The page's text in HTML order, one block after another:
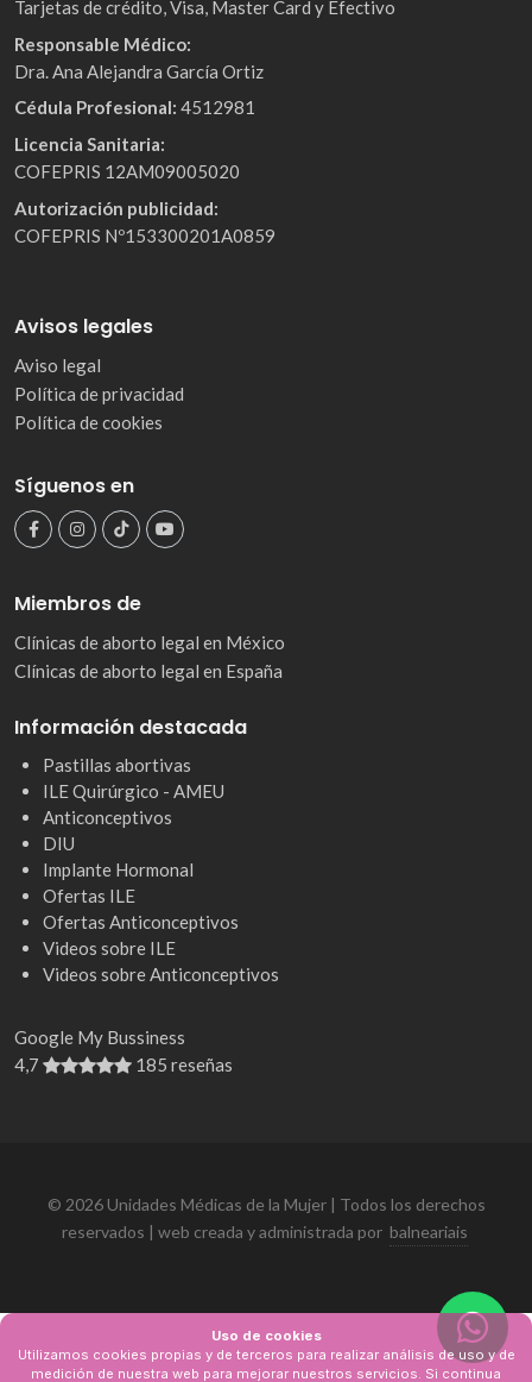
Tarjetas de crédito, Visa, Master Card y Efectivo
Responsable Médico:
Dra. Ana Alejandra García Ortiz
Cédula Profesional: 4512981
Licencia Sanitaria:
COFEPRIS 12AM09005020
Autorización publicidad:
COFEPRIS Nº153300201A0859
Avisos legales
Aviso legal
Política de privacidad
Política de cookies
Síguenos en
Miembros de
Clínicas de aborto legal en México
Clínicas de aborto legal en España
Información destacada
Pastillas abortivas
ILE Quirúrgico - AMEU
Anticonceptivos
DIU
Implante Hormonal
Ofertas ILE
Ofertas Anticonceptivos
Videos sobre ILE
Videos sobre Anticonceptivos
Google My Bussiness
4,7
185 reseñas
© 2026 Unidades Médicas de la Mujer | Todos los derechos
reservados | web creada y administrada por balneariais
Uso de cookies
Utilizamos cookies propias y de terceros para realizar análisis de uso y de
medición de nuestra web para mejorar nuestros servicios. Si continua